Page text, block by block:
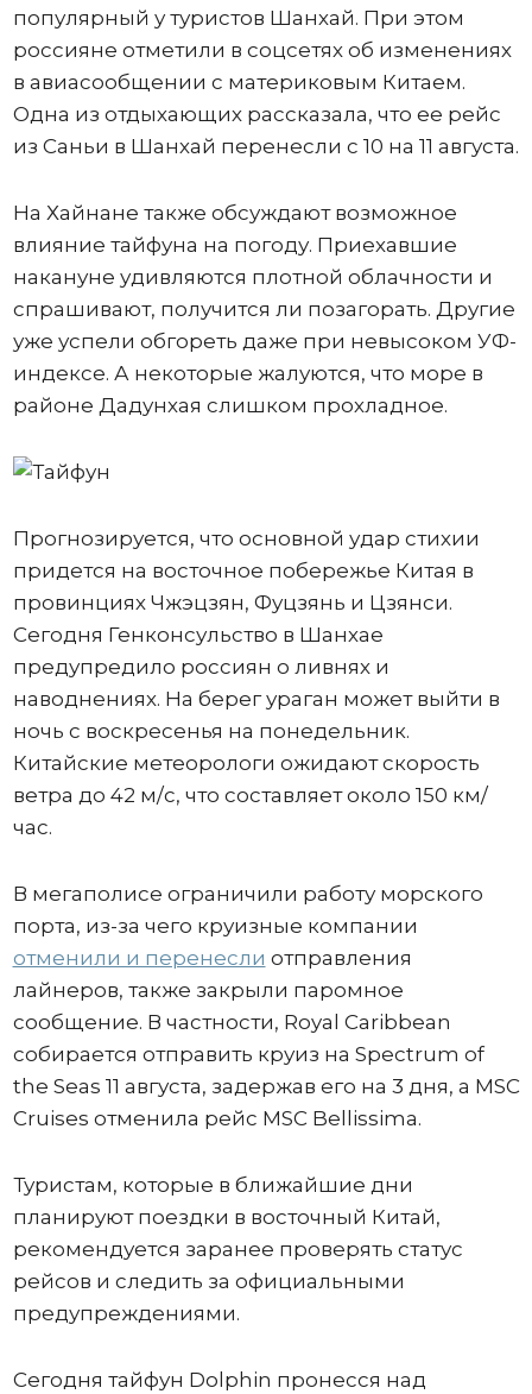
популярный у туристов Шанхай. При этом
россияне отметили в соцсетях об изменениях
в авиасообщении с материковым Китаем.
Одна из отдыхающих рассказала, что ее рейс
из Саньи в Шанхай перенесли с 10 на 11 августа.
На Хайнане также обсуждают возможное
влияние тайфуна на погоду. Приехавшие
накануне удивляются плотной облачности и
спрашивают, получится ли позагорать. Другие
уже успели обгореть даже при невысоком УФ-
индексе. А некоторые жалуются, что море в
районе Дадунхая слишком прохладное.
Прогнозируется, что основной удар стихии
придется на восточное побережье Китая в
провинциях Чжэцзян, Фуцзянь и Цзянси.
Сегодня Генконсульство в Шанхае
предупредило россиян о ливнях и
наводнениях. На берег ураган может выйти в
ночь с воскресенья на понедельник.
Китайские метеорологи ожидают скорость
ветра до 42 м/с, что составляет около 150 км/
час.
В мегаполисе ограничили работу морского
порта, из-за чего круизные компании
отменили и перенесли отправления
лайнеров, также закрыли паромное
сообщение. В частности, Royal Caribbean
собирается отправить круиз на Spectrum of
the Seas 11 августа, задержав его на 3 дня, а MSC
Cruises отменила рейс MSC Bellissima.
Туристам, которые в ближайшие дни
планируют поездки в восточный Китай,
рекомендуется заранее проверять статус
рейсов и следить за официальными
предупреждениями.
Сегодня тайфун Dolphin пронесся над